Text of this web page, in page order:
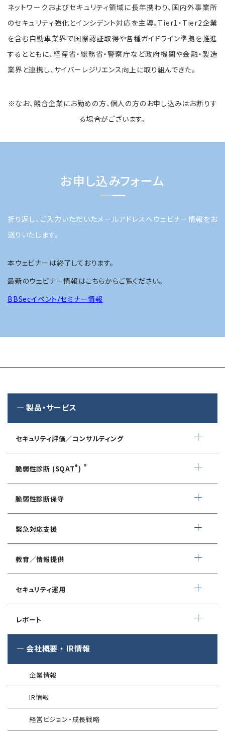
ネットワークおよびセキュリティ領域に長年携わり、国内外事業所
のセキュリティ強化とインシデント対応を主導。Tier1・Tier2企業
を含む自動車業界で国際認証取得や各種ガイドライン準拠を推進
するとともに、経産省・総務省・警察庁など政府機関や金融・製造
業界と連携し、サイバーレジリエンス向上に取り組んできた。
※なお、競合企業にお勤めの方、個人の方のお申し込みはお断りす
る場合がございます。
お申し込みフォーム
折り返し、ご入力いただいたメールアドレスへウェビナー情報をお
送りいたします。
本ウェビナーは終了しております。
最新のウェビナー情報はこちらからご覧ください。
BBSecイベント/セミナー情報
製品・サービス
セキュリティ評価／コンサルティング
情報セキュリティ・アドバイザリ
AIサービス提供者・利用者向け
サイバーセキュリティ対策支援
CSIRT構築／運用支援
インシデント初動対応準備支援
Shift Left コンサルティング
プレリミナリーサーベイ
「サプライチェーン強化に向けたセキュリティ対策評価制度」
運用開始に備えた事前対策支援サービス
脆弱性診断 (SQAT®) ®
WEBアプリケーション脆弱性診断
ネットワーク脆弱性診断
IoTセキュリティ診断
クラウドセキュリティ設定診断
アタックサーフェス調査
SQAT with Swift Delivery
脆弱性診断保守
デイリー自動脆弱性診断
WEBサイトコンテンツ改ざん検知
緊急対応支援
デジタルフォレンジック
緊急対応サービス
教育／情報提供
セキュリスト（SecuriST）
EC-Council
（セキュリティエンジニア養成講座）
セキュリティ運用
マネージドセキュリティサービス (MSS)
Managed Security Service for AWS
WAF運用
G-MDR
インターネット分離クラウド
レポート
SQAT セキュリティレポート
SQAT®情報セキュリティ瓦版
導入事例
技術情報／コラム
会社概要 ・ IR情報
企業情報
IR情報
経営ビジョン・成長戦略